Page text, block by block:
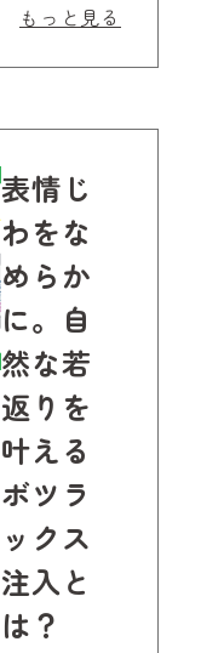
もっと見る
表情じ
わをな
めらか
に。自
然な若
返りを
叶える
ボツラ
ックス
注入と
は？